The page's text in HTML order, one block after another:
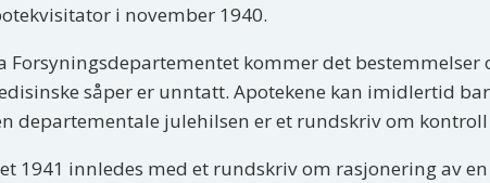
i november 1940.
Forsyningsdepartementet kommer det bestemmelser
såper er unntatt. Apotekene kan imidlertid
departementale julehilsen er et rundskriv om
1941 innledes med et rundskriv om rasjonering av